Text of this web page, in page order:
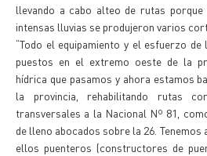
llevando a cabo alteo de rutas porque
intensas lluvias se produjeron varios
“Todo el equipamiento y el esfuerzo
puestos en el extremo oeste de la
hídrica que pasamos y ahora estamos
la provincia, rehabilitando rutas
transversales a la Nacional Nº 81,
de lleno abocados sobre la 26.
ellos puenteros (constructores de